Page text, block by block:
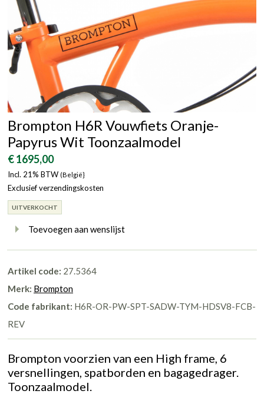
Brompton H6R Vouwfiets Oranje-
Papyrus Wit Toonzaalmodel
€ 1695,00
Incl. 21% BTW (België}
Exclusief verzendingskosten
UITVERKOCHT
Toevoegen aan wenslijst
Artikel code: 27.5364
Merk: Brompton
Code fabrikant: H6R-OR-PW-SPT-SADW-TYM-HDSV8-FCB-
REV
Brompton voorzien van een High frame, 6
versnellingen, spatborden en bagagedrager.
Toonzaalmodel.